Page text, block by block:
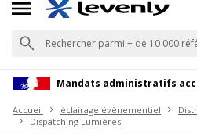
Mandats administratifs
Accueil éclairage évènementiel
Dispatching Lumières